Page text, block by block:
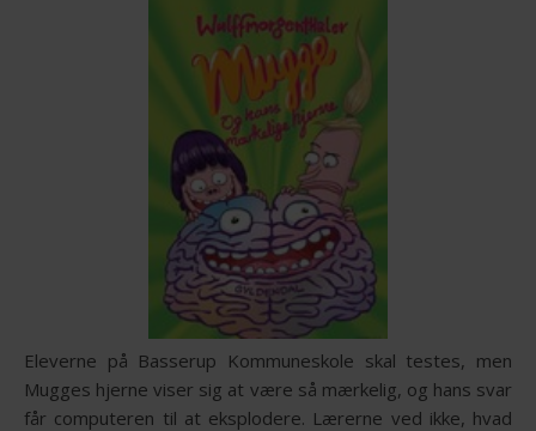
Eleverne på Basserup Kommuneskole skal testes, men
Mugges hjerne viser sig at være så mærkelig, og hans svar
får computeren til at eksplodere. Lærerne ved ikke, hvad